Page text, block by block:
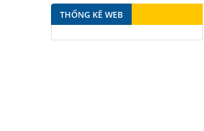
Falcon S-350 Chất chống gỉ bôi
trơn đa năng – Multipurpose
lubricating antirust agent
THỐNG KÊ WEB